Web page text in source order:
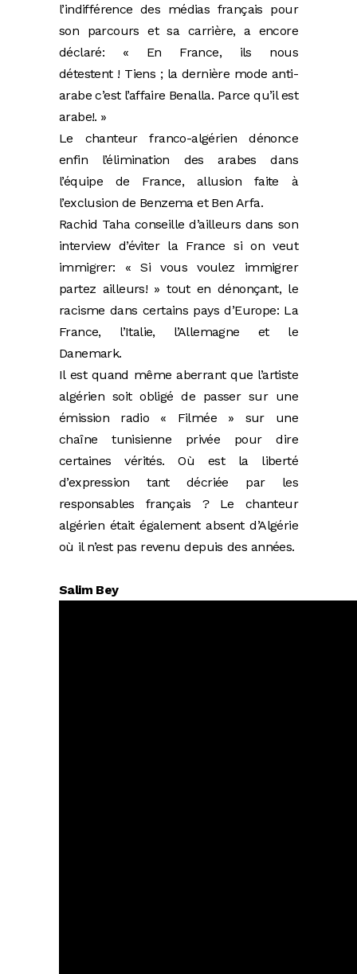
l’indifférence des médias français pour
son parcours et sa carrière, a encore
déclaré: « En France, ils nous
détestent ! Tiens ; la dernière mode anti-
arabe c’est l’affaire Benalla. Parce qu’il est
arabe!. »
Le chanteur franco-algérien dénonce
enfin l’élimination des arabes dans
l’équipe de France, allusion faite à
l’exclusion de Benzema et Ben Arfa.
Rachid Taha conseille d’ailleurs dans son
interview d’éviter la France si on veut
immigrer: « Si vous voulez immigrer
partez ailleurs! » tout en dénonçant, le
racisme dans certains pays d’Europe: La
France, l’Italie, l’Allemagne et le
Danemark.
Il est quand même aberrant que l’artiste
algérien soit obligé de passer sur une
émission radio « Filmée » sur une
chaîne tunisienne privée pour dire
certaines vérités. Où est la liberté
d’expression tant décriée par les
responsables français ? Le chanteur
algérien était également absent d’Algérie
où il n’est pas revenu depuis des années.
Salim Bey